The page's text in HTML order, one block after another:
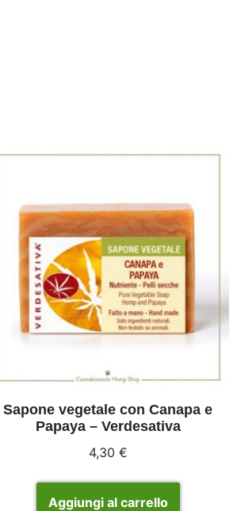
Sapone vegetale con Canapa e
Papaya – Verdesativa
4,30 €
Aggiungi al carrello